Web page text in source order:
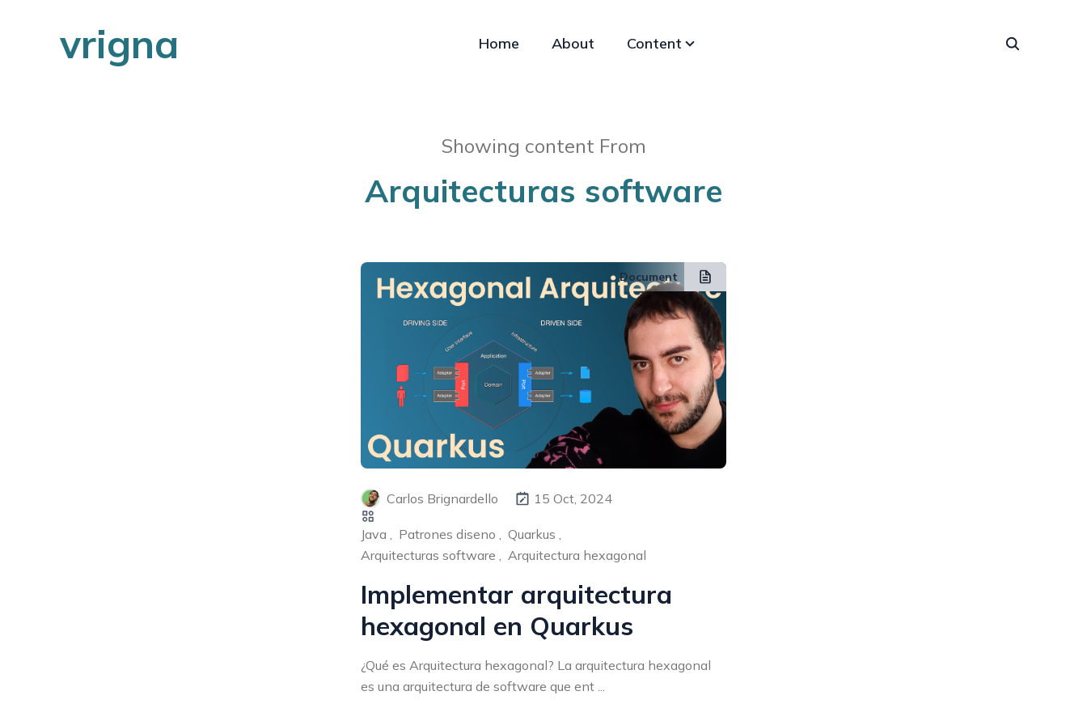
vrigna Home About Content
Showing content From
Arquitecturas software
Document
Carlos Brignardello 15 Oct, 2024
Java , Patrones diseno , Quarkus ,
Arquitecturas software , Arquitectura hexagonal
Implementar arquitectura
hexagonal en Quarkus
¿Qué es Arquitectura hexagonal? La arquitectura hexagonal
es una arquitectura de software que ent ...